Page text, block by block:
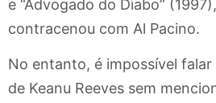
e “Advogado do Diabo”
contracenou com Al Pacino.
No entanto, é impossível
de Keanu Reeves sem